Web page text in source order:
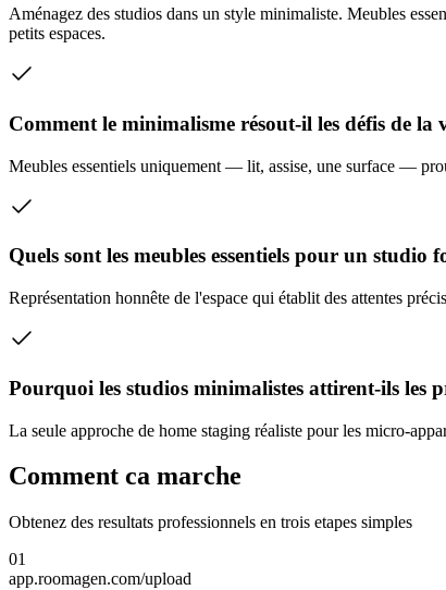
Aménagez des studios dans un style minimaliste. Meubles
petits espaces.
Comment le minimalisme résout-il les défis de la
Meubles essentiels uniquement — lit, assise, une surface —
Quels sont les meubles essentiels pour un studio
Représentation honnête de l'espace qui établit des attentes
Pourquoi les studios minimalistes attirent-ils les
La seule approche de home staging réaliste pour les micro-
Comment ca marche
Obtenez des resultats professionnels en trois etapes simples
01
app.roomagen.com/upload